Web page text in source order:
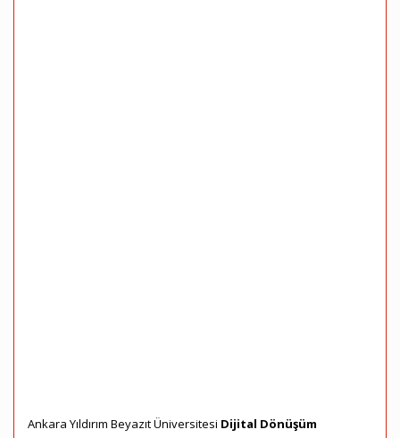
Ankara Yıldırım Beyazıt Üniversitesi Dijital Dönüşüm